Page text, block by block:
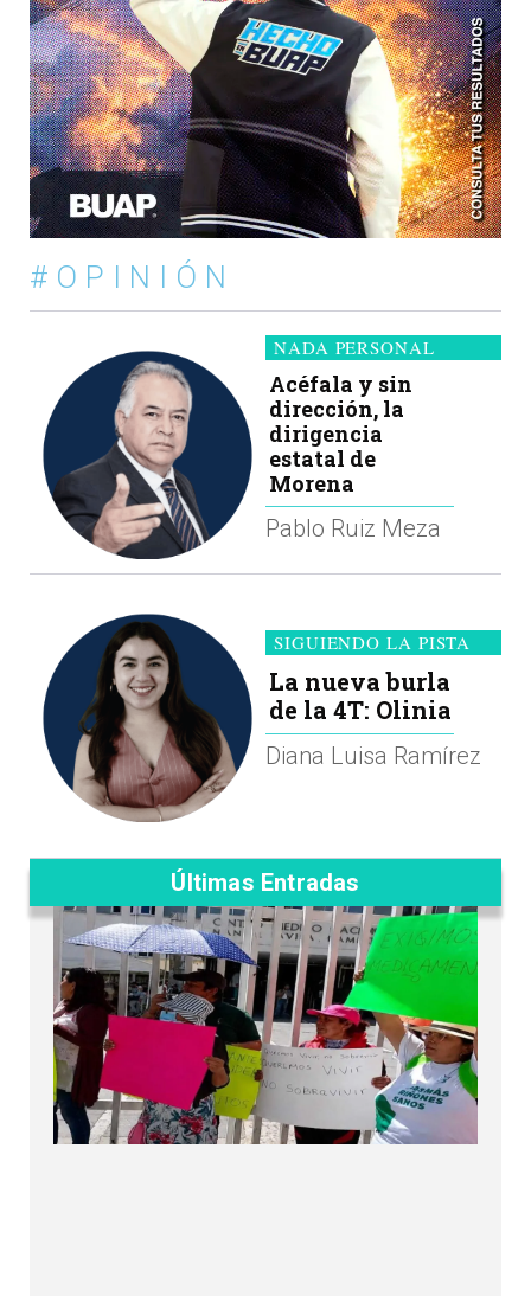
#OPINIÓN
NADA PERSONAL
Acéfala y sin
dirección, la
dirigencia
estatal de
Morena
Pablo Ruiz Meza
SIGUIENDO LA PISTA
La nueva burla
de la 4T: Olinia
Diana Luisa Ramírez
Últimas Entradas